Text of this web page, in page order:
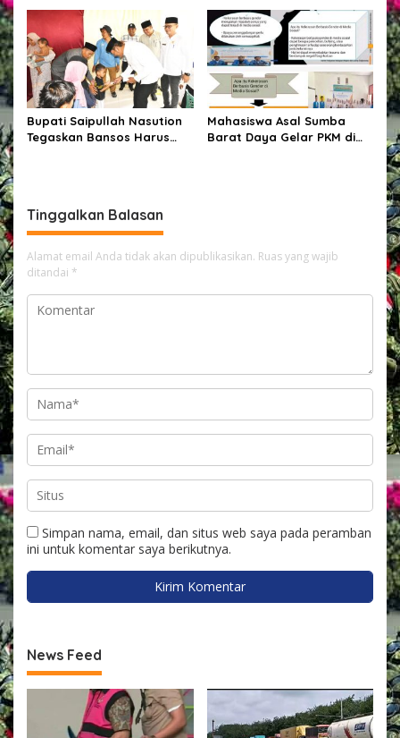
Minta Polisi Usut Tuntas
Kasus
Bupati Saipullah Nasution
Tegaskan Bansos Harus
Mahasiswa Asal Sumba
Barat Daya Gelar PKM di
Tinggalkan Balasan
Alamat email Anda tidak akan dipublikasikan. Ruas yang wajib
ditandai *
Simpan nama, email, dan situs web saya pada peramban
ini untuk komentar saya berikutnya.
News Feed